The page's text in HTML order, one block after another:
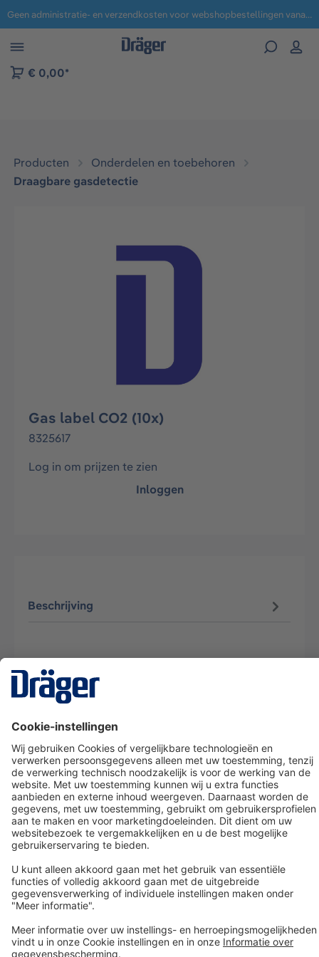
naar navigatie B2B-platform Geen administratie- en verzendkosten voor webshopbestellingen vanaf € 100,-.
€ 0,00*
Producten
Onderdelen en toebehoren
Draagbare gasdetectie
Afbeeldingengalerij overslaan
Gas label CO2 (10x)
8325617
Log in om prijzen te zien
Inloggen
Beschrijving
Dräger klantenservice
Over Dräger
Bestellen in onze webshop
Community